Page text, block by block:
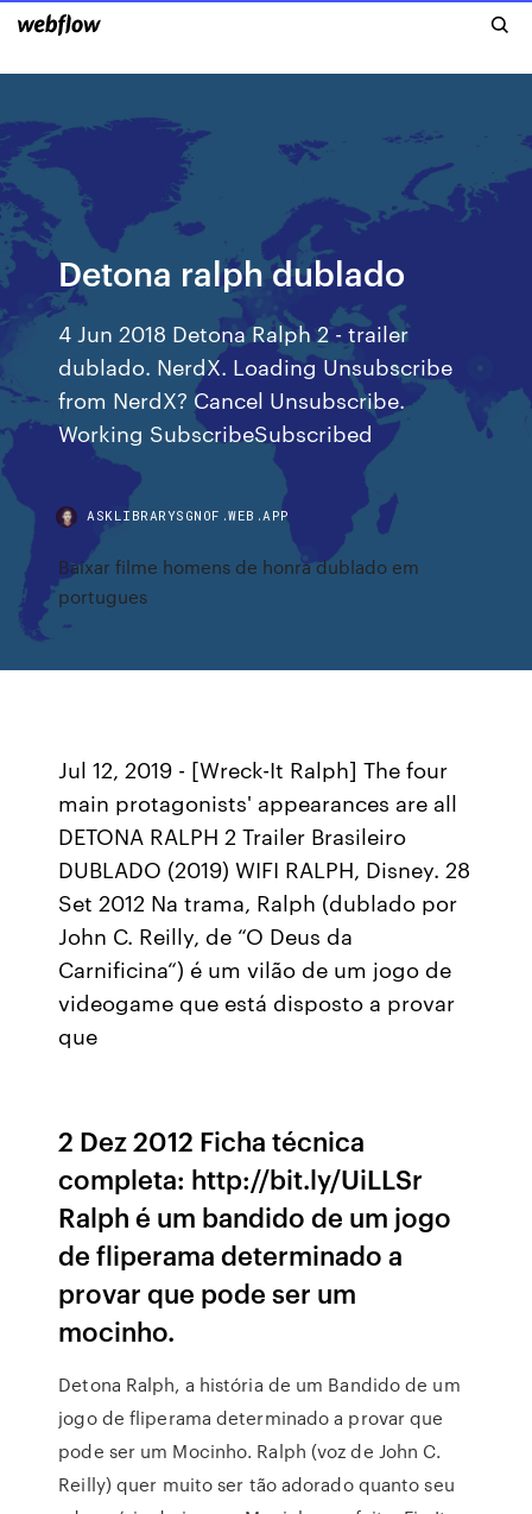
Detona ralph dublado
4 Jun 2018 Detona Ralph 2 - trailer
dublado. NerdX. Loading Unsubscribe
from NerdX? Cancel Unsubscribe.
Working SubscribeSubscribed
ASKLIBRARYSGNOF.WEB.APP
Baixar filme homens de honra dublado em
portugues
Jul 12, 2019 - [Wreck-It Ralph] The four
main protagonists' appearances are all
DETONA RALPH 2 Trailer Brasileiro
DUBLADO (2019) WIFI RALPH, Disney. 28
Set 2012 Na trama, Ralph (dublado por
John C. Reilly, de “O Deus da
Carnificina“) é um vilão de um jogo de
videogame que está disposto a provar
que
2 Dez 2012 Ficha técnica
completa: http://bit.ly/UiLLSr
Ralph é um bandido de um jogo
de fliperama determinado a
provar que pode ser um
mocinho.
Detona Ralph, a história de um Bandido de um
jogo de fliperama determinado a provar que
pode ser um Mocinho. Ralph (voz de John C.
Reilly) quer muito ser tão adorado quanto seu